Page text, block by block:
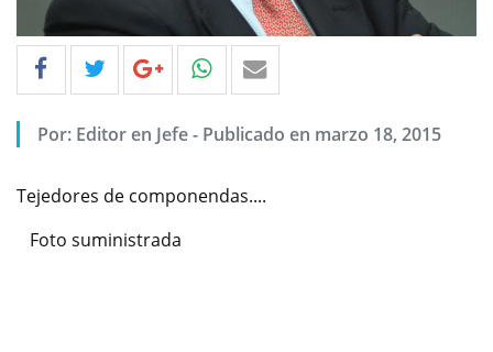
Por: Editor en Jefe - Publicado en marzo 18, 2015
Tejedores de componendas....
Foto suministrada